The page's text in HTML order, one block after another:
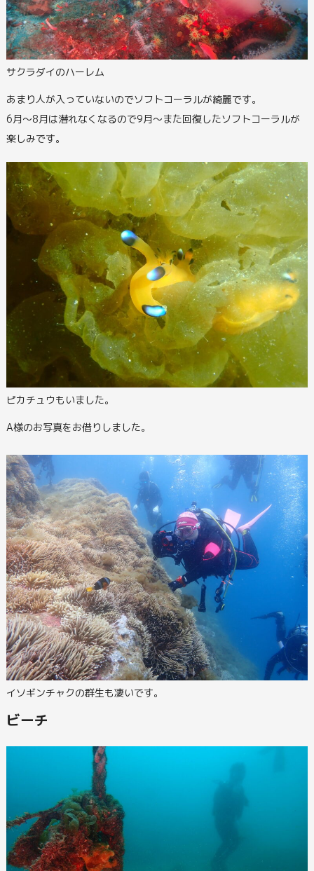
サクラダイのハーレム
あまり人が入っていないのでソフトコーラルが綺麗です。
6月～8月は潜れなくなるので9月～また回復したソフトコーラルが
楽しみです。
ピカチュウもいました。
A様のお写真をお借りしました。
イソギンチャクの群生も凄いです。
ビーチ